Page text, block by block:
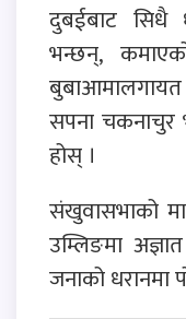
दुबईबाट सिधै
भन्छन्,
सपना चकनाचुर
होस् ।
संखुवासभाको
उम्लिङमा
जनाको धरानमा